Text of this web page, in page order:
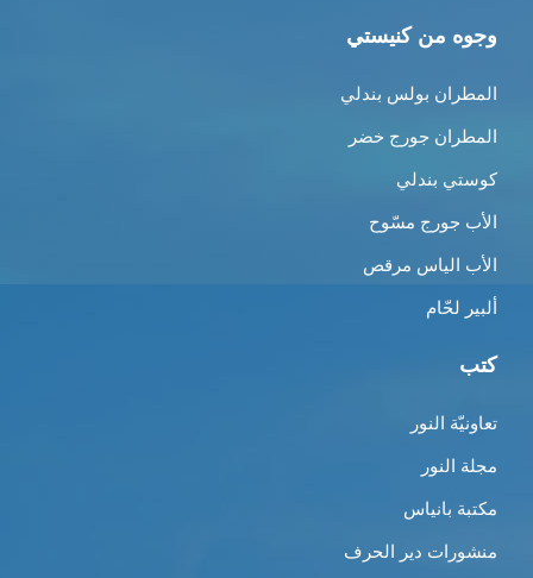
وجوه من كنيستي
المطران بولس بندلي
المطران جورج خضر
كوستي بندلي
الأب جورج مسّوح
الأب الياس مرقص
ألبير لحّام
كتب
تعاونيّة النور
مجلة النور
مكتبة بانياس
منشورات دير الحرف